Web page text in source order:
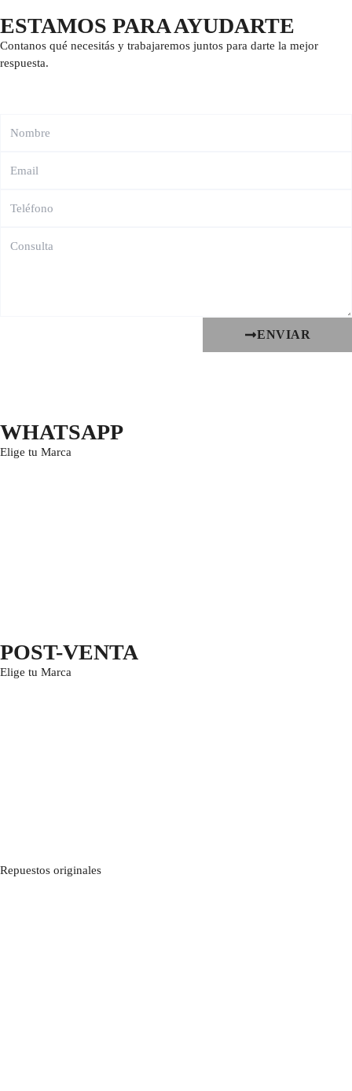
ESTAMOS PARA AYUDARTE
Contanos qué necesitás y trabajaremos juntos para darte la mejor
respuesta.
ENVIAR
WHATSAPP
Elige tu Marca
POST-VENTA
Elige tu Marca
Repuestos originales